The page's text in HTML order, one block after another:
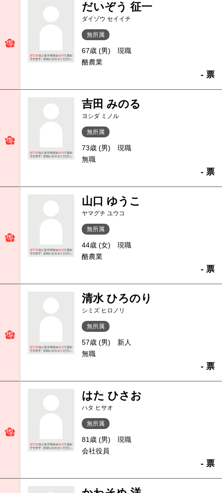
だいぞう 征一
ダイゾウ セイイチ
無所属
67歳 (男)
現職
酪農業
- 票
吉田 みのる
ヨシダ ミノル
無所属
73歳 (男)
現職
無職
- 票
山口 ゆうこ
ヤマグチ ユウコ
無所属
44歳 (女)
現職
酪農業
- 票
清水 ひろのり
シミズ ヒロノリ
無所属
57歳 (男)
新人
無職
- 票
はた ひさお
ハタ ヒサオ
無所属
81歳 (男)
現職
会社役員
- 票